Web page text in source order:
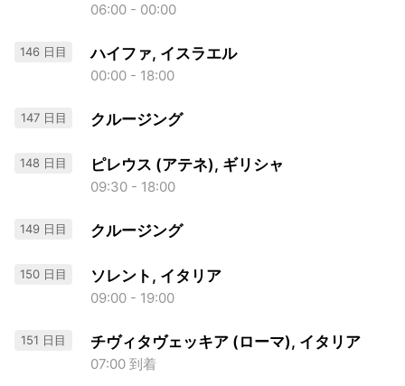
06:00 - 00:00
146 日目 ハイファ, イスラエル
00:00 - 18:00
147 日目 クルージング
148 日目 ピレウス (アテネ), ギリシャ
09:30 - 18:00
149 日目 クルージング
150 日目 ソレント, イタリア
09:00 - 19:00
151 日目 チヴィタヴェッキア (ローマ), イタリア
07:00 到着